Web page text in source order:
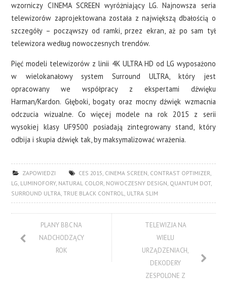
wzorniczy CINEMA SCREEN wyróżniający LG. Najnowsza seria
telewizorów zaprojektowana została z największą dbałością o
szczegóły – począwszy od ramki, przez ekran, aż po sam tył
telewizora według nowoczesnych trendów.
Pięć modeli telewizorów z linii 4K ULTRA HD od LG wyposażono
w wielokanałowy system Surround ULTRA, który jest
opracowany we współpracy z ekspertami dźwięku
Harman/Kardon. Głęboki, bogaty oraz mocny dźwięk wzmacnia
odczucia wizualne. Co więcej modele na rok 2015 z serii
wysokiej klasy UF9500 posiadają zintegrowany stand, który
odbija i skupia dźwięk tak, by maksymalizować wrażenia.
ZAPOWIEDZI CES 2015, CINEMA SCREEN, CONTRAST OPTIMIZER,
LG, LUMINOFORY, NATURAL COLOR, NOWOCZESNY DESIGN, QUANTUM DOT,
SURROUND ULTRA,TRUE BLACK CONTROL, ULTRA SLIM
PLANY BBC NA
NADCHODZĄCY
ROK
TELEWIZJA NA
WIELU
URZĄDZENIACH,
DEKODERY
ZESPOLONE Z